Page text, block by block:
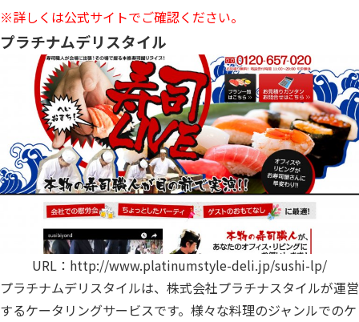
※詳しくは公式サイトでご確認ください。
プラチナムデリスタイル
URL： http://www.platinumstyle-deli.jp/sushi-lp/
プラチナムデリスタイルは、株式会社プラチナスタイルが運営
するケータリングサービスです。様々な料理のジャンルでのケ